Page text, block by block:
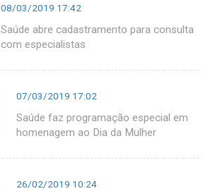
08/03/2019 17:42
Saúde abre cadastramento para consulta
com especialistas
07/03/2019 17:02
Saúde faz programação especial em
homenagem ao Dia da Mulher
26/02/2019 10:24